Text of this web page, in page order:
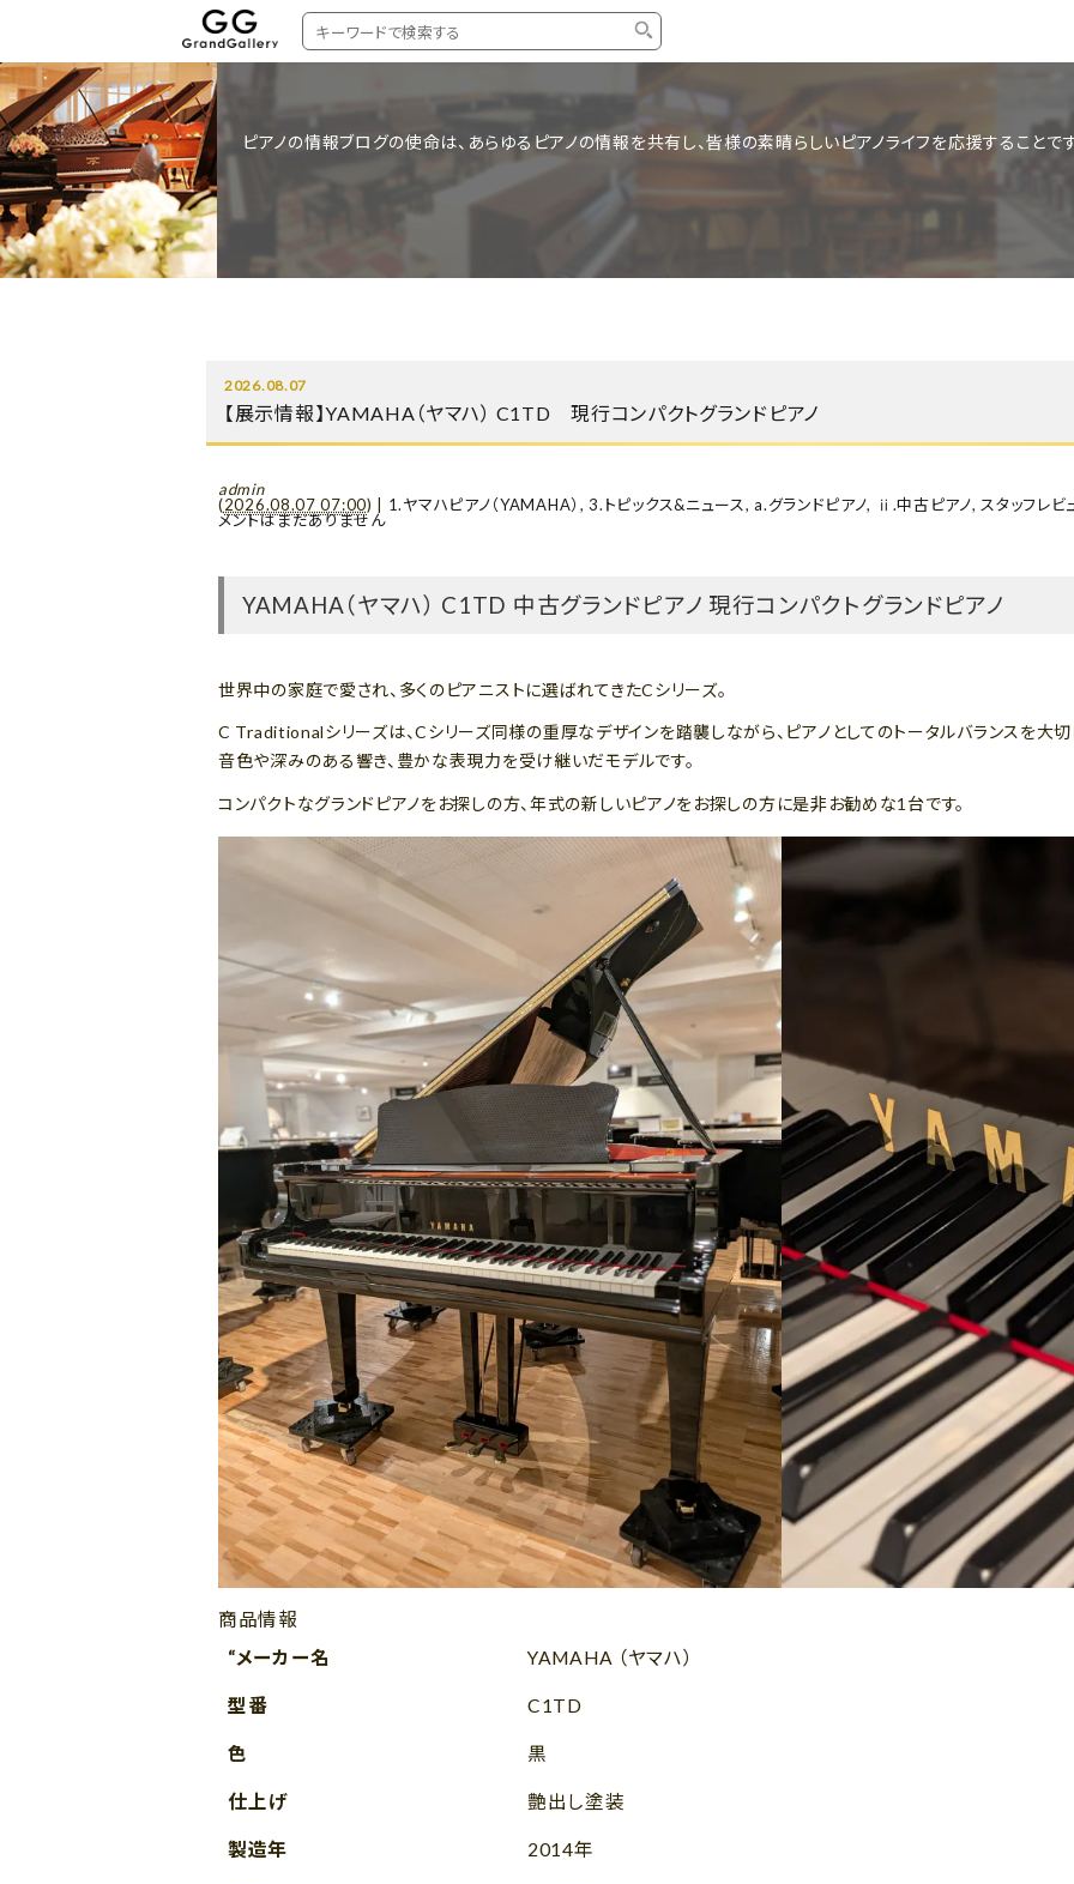
タイプ
中古グランドピアノ
中古アップライトピアノ
新品ピアノ
コンサートグランドピアノ
YAMAHA
KAWAI
STEINWAY&SONS
DIAPASON
もっとみる
スタ
ピアノの情報ブログの使命は、あらゆるピアノの情報を共有し、皆様の素晴らしいピアノライフを応援することです
2026.08.07
【展示情報】YAMAHA（ヤマハ） C1TD 現行コンパクトグランドピアノ
admin
(2026.08.07 07:00) 1.ヤマハピアノ（YAMAHA） ,3.トピックス&ニュース,a.グランドピアノ, ⅱ.中古ピアノ, スタッフレビ
メントはまだありません
YAMAHA（ヤマハ） C1TD 中古グランドピアノ 現行コンパクトグランドピアノ
世界中の家庭で愛され、多くのピアニストに選ばれてきたCシリーズ。
C Traditionalシリーズは、Cシリーズ同様の重厚なデザインを踏襲しながら、ピアノとしてのトータルバランスを大切
音色や深みのある響き、豊かな表現力を受け継いだモデルです。
コンパクトなグランドピアノをお探しの方、年式の新しいピアノをお探しの方に是非お勧めな1台です。
商品情報
“メーカー名
YAMAHA （ヤマハ）
型番 C1TD
色 黒
仕上げ 艶出し塗装
製造年 2014年